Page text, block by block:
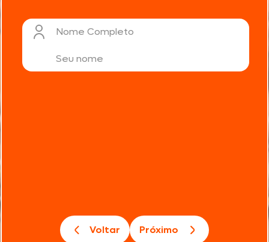
Nome Completo
Voltar Próximo